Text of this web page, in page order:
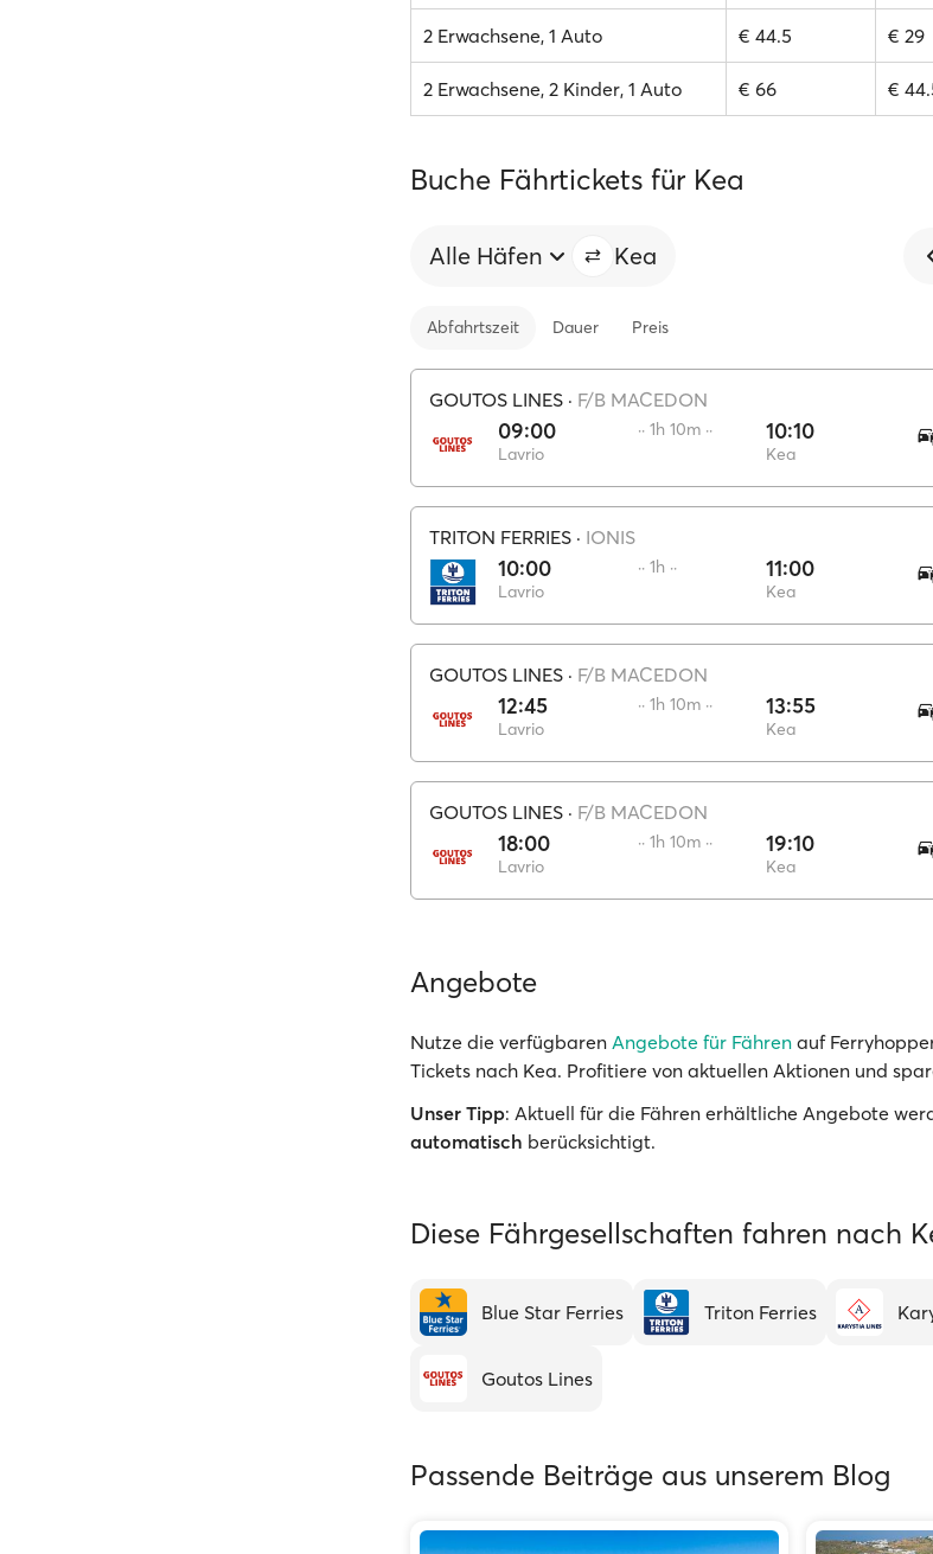
2 Erwachsene, 1 Auto € 44.5 € 29
2 Erwachsene, 2 Kinder, 1 Auto € 66 €
Buche Fährtickets für Kea
Alle Häfen Kea
Abfahrtszeit Dauer Preis
GOUTOS LINES · F/B MACEDON
09:00
Lavrio
·· 1h 10m ·· 10:10
Kea
TRITON FERRIES · IONIS
10:00
Lavrio
·· 1h ·· 11:00
Kea
GOUTOS LINES · F/B MACEDON
12:45
Lavrio
·· 1h 10m ·· 13:55
Kea
GOUTOS LINES · F/B MACEDON
18:00
Lavrio
·· 1h 10m ·· 19:10
Kea
Angebote
Nutze die verfügbaren Angebote für Fähren auf
Tickets nach Kea. Profitiere von aktuellen Aktionen und
Unser Tipp: Aktuell für die Fähren erhältliche Angebote
automatisch berücksichtigt.
Diese Fährgesellschaften fahren nach
Blue Star Ferries Triton Ferries
Goutos Lines
Passende Beiträge aus unserem Blog